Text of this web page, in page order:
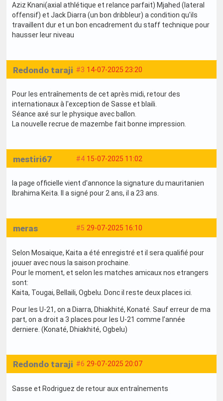
Aziz Knani(axial athlétique et relance parfait) Mjahed (lateral
offensif) et Jack Diarra (un bon dribbleur) a condition qu'ils
travaillent dur et un bon encadrement du staff technique pour
hausser leur niveau
#3 14-07-2025 23:20
Redondo taraji
Pour les entraînements de cet après midi, retour des
internationaux à l'exception de Sasse et blaili.
Séance axé sur le physique avec ballon.
La nouvelle recrue de mazembe fait bonne impression.
#4 15-07-2025 11:02
mestiri67
la page officielle vient d'annonce la signature du mauritanien
Ibrahima Keita. Il a signé pour 2 ans, il a 23 ans.
#5 29-07-2025 16:10
meras
Selon Mosaique, Kaita a été enregistré et il sera qualifié pour
jouuer avec nous la saison prochaine.
Pour le moment, et selon les matches amicaux nos etrangers
sont:
Kaita, Tougai, Bellaili, Ogbelu. Donc il reste deux places ici.
Pour les U-21, on a Diarra, Dhiakhité, Konaté. Sauf erreur de ma
part, on a droit a 3 places pour les U-21 comme l’année
derniere. (Konaté, Dhiakhité, Ogbelu)
#6 29-07-2025 20:07
Redondo taraji
Sasse et Rodriguez de retour aux entraînements